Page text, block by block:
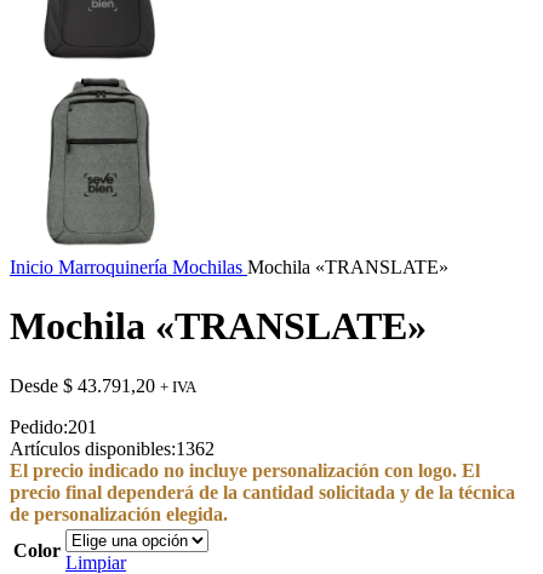
Inicio Marroquinería Mochilas Mochila «TRANSLATE»
Mochila «TRANSLATE»
Desde $ 43.791,20 + IVA
Pedido:201
Artículos disponibles:1362
El precio indicado no incluye personalización con logo. El
precio final dependerá de la cantidad solicitada y de la técnica
de personalización elegida.
Color
Limpiar